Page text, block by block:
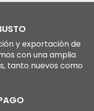
y exportación de
con una amplia
tanto nuevos como